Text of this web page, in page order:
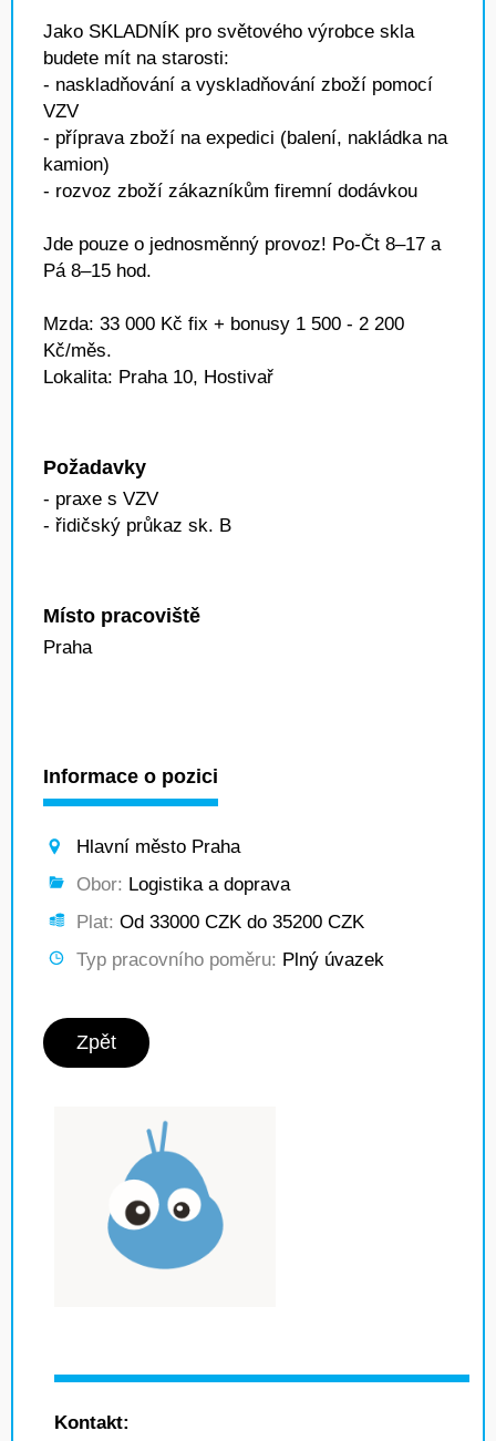
Jako SKLADNÍK pro světového výrobce skla
budete mít na starosti:
- naskladňování a vyskladňování zboží pomocí
VZV
- příprava zboží na expedici (balení, nakládka na
kamion)
- rozvoz zboží zákazníkům firemní dodávkou
Jde pouze o jednosměnný provoz! Po-Čt 8–17 a
Pá 8–15 hod.
Mzda: 33 000 Kč fix + bonusy 1 500 - 2 200
Kč/měs.
Lokalita: Praha 10, Hostivař
Požadavky
- praxe s VZV
- řidičský průkaz sk. B
Místo pracoviště
Praha
Informace o pozici
Hlavní město Praha
Obor: Logistika a doprava
Plat: Od 33000 CZK do 35200 CZK
Typ pracovního poměru: Plný úvazek
Zpět
Kontakt: